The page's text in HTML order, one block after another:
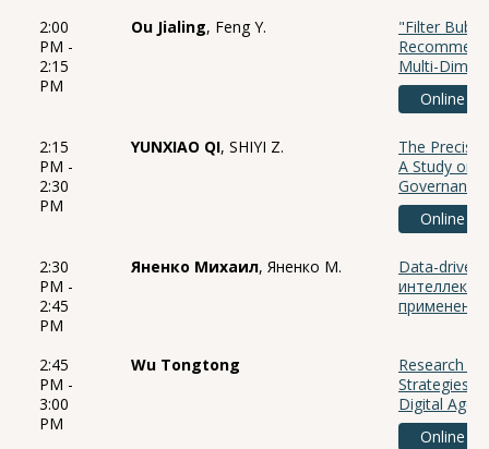
2:00
PM -
2:15
PM
Ou Jialing, Feng Y.
"Filter
Multi-
Online
2:15
PM -
2:30
PM
YUNXIAO QI, SHIYI Z.
The
A Study on
Governance
Online
2:30
PM -
2:45
PM
Яненко Михаил, Яненко М.
Data-driven
2:45
PM -
3:00
PM
Wu Tongtong
Research
Strategies
Digital
Online